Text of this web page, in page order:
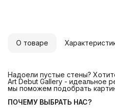
О товаре
Надоели пустые стены?
Art Debut Gallery - идеальное
мы поможем подобрать
ПОЧЕМУ ВЫБРАТЬ НАС?